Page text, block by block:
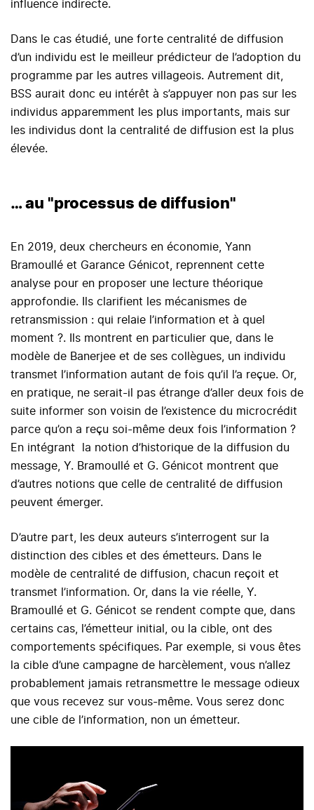
influence indirecte.
Dans le cas étudié, une forte centralité de diffusion
d’un individu est le meilleur prédicteur de l’adoption du
programme par les autres villageois. Autrement dit,
BSS aurait donc eu intérêt à s’appuyer non pas sur les
individus apparemment les plus importants, mais sur
les individus dont la centralité de diffusion est la plus
élevée.
… au "processus de diffusion"
En 2019, deux chercheurs en économie, Yann
Bramoullé et Garance Génicot, reprennent cette
analyse pour en proposer une lecture théorique
approfondie. Ils clarifient les mécanismes de
retransmission : qui relaie l’information et à quel
moment ?. Ils montrent en particulier que, dans le
modèle de Banerjee et de ses collègues, un individu
transmet l’information autant de fois qu’il l’a reçue. Or,
en pratique, ne serait-il pas étrange d’aller deux fois de
suite informer son voisin de l’existence du microcrédit
parce qu’on a reçu soi-même deux fois l’information ?
En intégrant la notion d’historique de la diffusion du
message, Y. Bramoullé et G. Génicot montrent que
d’autres notions que celle de centralité de diffusion
peuvent émerger.
D’autre part, les deux auteurs s’interrogent sur la
distinction des cibles et des émetteurs. Dans le
modèle de centralité de diffusion, chacun reçoit et
transmet l’information. Or, dans la vie réelle, Y.
Bramoullé et G. Génicot se rendent compte que, dans
certains cas, l’émetteur initial, ou la cible, ont des
comportements spécifiques. Par exemple, si vous êtes
la cible d’une campagne de harcèlement, vous n’allez
probablement jamais retransmettre le message odieux
que vous recevez sur vous-même. Vous serez donc
une cible de l’information, non un émetteur.